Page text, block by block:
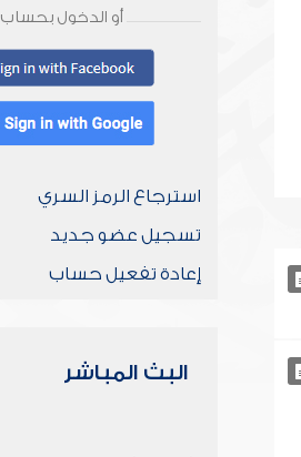
أو الدخول بحساب
استرجاع الرمز السري
تسجيل عضو جديد
إعادة تفعيل حساب
البث المباشر